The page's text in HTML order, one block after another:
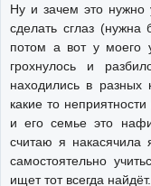
Ну и зачем это нужно
сделать сглаз (нужна
потом а вот у моего
грохнулось и
находились в разных
какие то
и его семье это
считаю я
самостоятельно
ищет тот всегда найдёт.